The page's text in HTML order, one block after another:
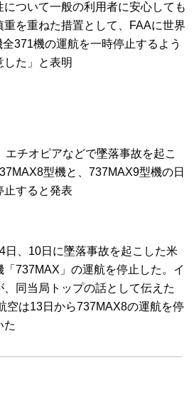
について一般の利用者に安心しても
重を重ねた措置として、FAAに世界
371機の運航を一時停止するよう
した」と表明
エチオピアなどで墜落事故を起こ
型機と、737MAX9型機の日
止すると発表
日、10日に墜落事故を起こした米
737MAX」の運航を停止した。イ
、同当局トップの話として伝えた
空は13日から737MAX8の運航を停
た